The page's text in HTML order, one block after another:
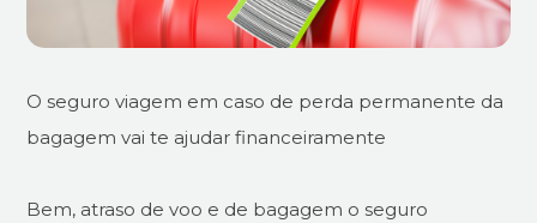
O seguro viagem em caso de perda permanente da
bagagem vai te ajudar financeiramente
Bem, atraso de voo e de bagagem o seguro